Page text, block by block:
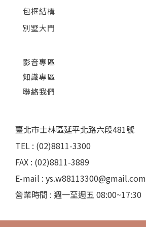
包框結構
別墅大門
影音專區
知識專區
聯絡我們
臺北市士林區延平北路六段481號
TEL : (02)8811-3300
FAX : (02)8811-3889
E-mail : ys.w88113300@gmail.com
營業時間 : 週一至週五 08:00~17:30